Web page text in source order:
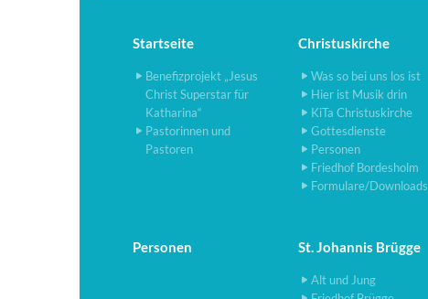
Startseite
Benefizprojekt „Jesus
Christ Superstar für
Katharina“
Pastorinnen und
Pastoren
Christuskirche
Was so bei uns los ist
Hier ist Musik drin
KiTa Christuskirche
Gottesdienste
Personen
Friedhof Bordesholm
Formulare/Downloads
Personen St. Johannis Brügge
Alt und Jung